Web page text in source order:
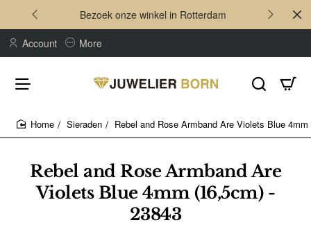
Bezoek onze winkel in Rotterdam
Account More
Rebel and Rose Armband Are
Violets Blue 4mm (16,5cm) -
23843
Sieraden Rebel and Rose Armband Are Violets Blue